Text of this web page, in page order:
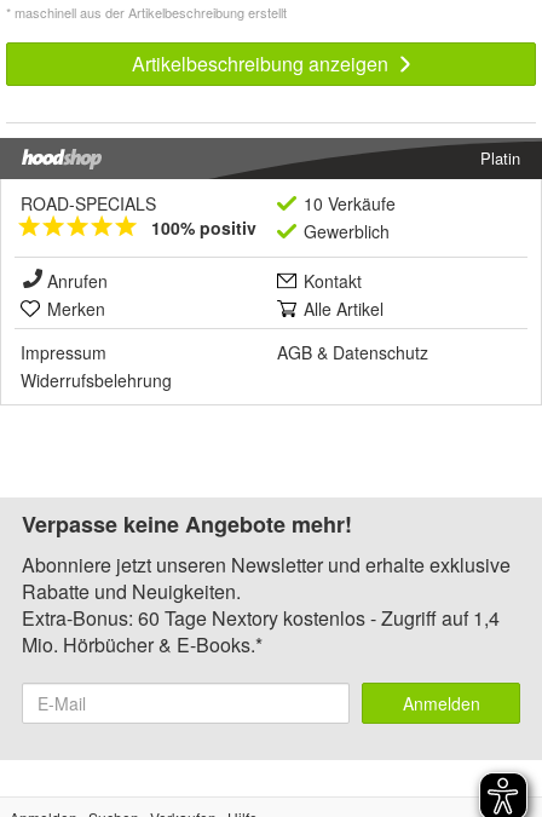
* maschinell aus der Artikelbeschreibung erstellt
Artikelbeschreibung anzeigen
Platin
ROAD-SPECIALS
100% positiv
10 Verkäufe
Gewerblich
Anrufen
Kontakt
Merken
Alle Artikel
Impressum
AGB & Datenschutz
Widerrufsbelehrung
Verpasse keine Angebote mehr!
Abonniere jetzt unseren Newsletter und erhalte exklusive
Rabatte und Neuigkeiten.
Extra-Bonus: 60 Tage Nextory kostenlos - Zugriff auf 1,4
Mio. Hörbücher & E-Books.*
Anmelden